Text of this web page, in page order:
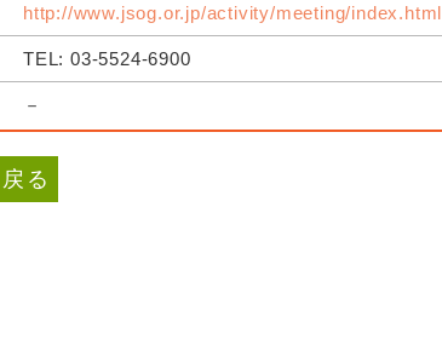
http://www.jsog.or.jp/activity/meeting/index.html
TEL: 03-5524-6900
－
る